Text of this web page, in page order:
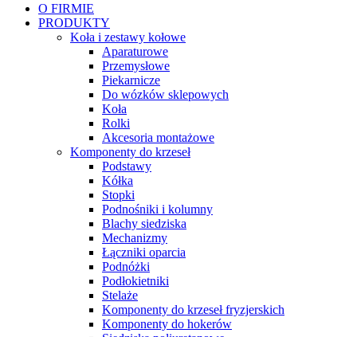
O FIRMIE
PRODUKTY
Koła i zestawy kołowe
Aparaturowe
Przemysłowe
Piekarnicze
Do wózków sklepowych
Koła
Rolki
Akcesoria montażowe
Komponenty do krzeseł
Podstawy
Kółka
Stopki
Podnośniki i kolumny
Blachy siedziska
Mechanizmy
Łączniki oparcia
Podnóżki
Podłokietniki
Stelaże
Komponenty do krzeseł fryzjerskich
Komponenty do hokerów